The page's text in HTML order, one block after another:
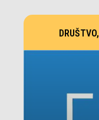
DRUŠTVO,